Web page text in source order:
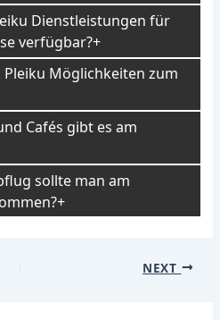
Dienstleistungen für
verfügbar?
Pleiku Möglichkeiten zum
Cafés gibt es am
sollte man am
NEXT